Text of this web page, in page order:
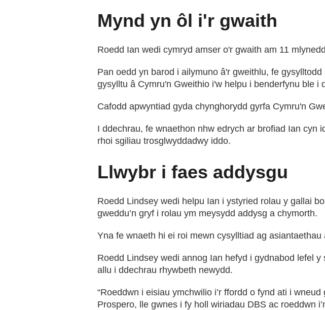
Mynd yn ôl i'r gwaith
Roedd Ian wedi cymryd amser o'r gwaith am 11
Pan oedd yn barod i ailymuno â'r gweithlu, fe
gysylltu â Cymru'n Gweithio i'w helpu i benderfynu ble i
Cafodd apwyntiad gyda chynghorydd gyrfa Cymru'n
I ddechrau, fe wnaethon nhw edrych ar brofiad Ian cyn
rhoi sgiliau trosglwyddadwy iddo.
Llwybr i faes addysgu
Roedd Lindsey wedi helpu Ian i ystyried rolau y gallai
gweddu’n gryf i rolau ym meysydd addysg a chymorth.
Yna fe wnaeth hi ei roi mewn cysylltiad ag
Roedd Lindsey wedi annog Ian hefyd i gydnabod lefel
allu i ddechrau rhywbeth newydd.
“Roeddwn i eisiau ymchwilio i’r ffordd o fynd ati i
Prospero, lle gwnes i fy holl wiriadau DBS ac roeddwn